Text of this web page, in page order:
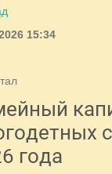
15:34
года